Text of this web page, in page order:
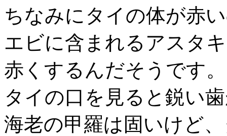
ちなみにタイの体が赤
エビに含まれるアスタ
赤くするんだそうです。
タイの口を見ると鋭い
海老の甲羅は固いけど